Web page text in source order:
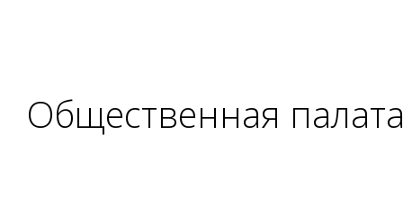
Общественная